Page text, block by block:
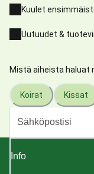
Kuulet
Uutuudet &
Mistä aiheista haluat
Koirat Kissat
Info